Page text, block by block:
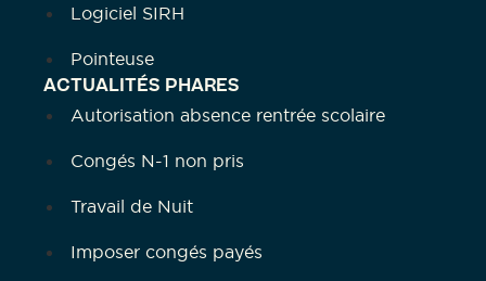
Logiciel SIRH
Pointeuse
ACTUALITÉS PHARES
Autorisation absence rentrée scolaire
Congés N-1 non pris
Travail de Nuit
Imposer congés payés